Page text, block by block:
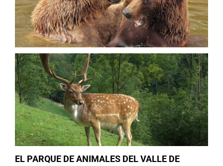
EL PARQUE DE ANIMALES DEL VALLE DE